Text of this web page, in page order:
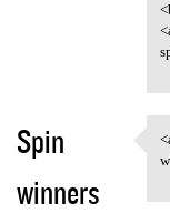
Spin
winners